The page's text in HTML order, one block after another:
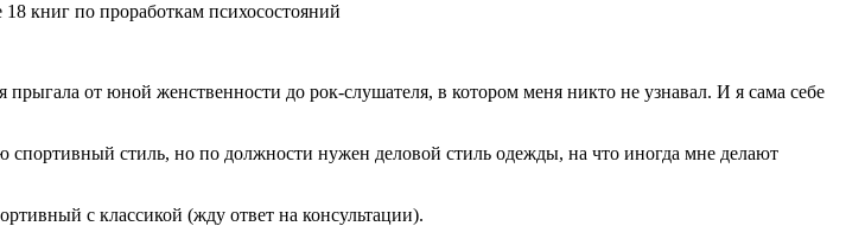
книг по проработкам психосостояний
от юной женственности до рок-слушателя, в котором меня никто не узнавал. И я сама себе
стиль, но по должности нужен деловой стиль одежды, на что иногда мне делают
с классикой (жду ответ на консультации).